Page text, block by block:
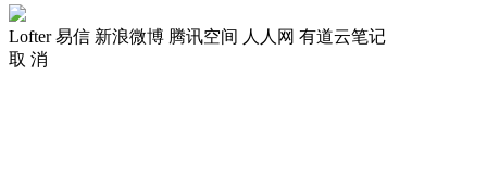
Lofter 易信 新浪微博 腾讯空间 人人网 有道云笔记
取 消